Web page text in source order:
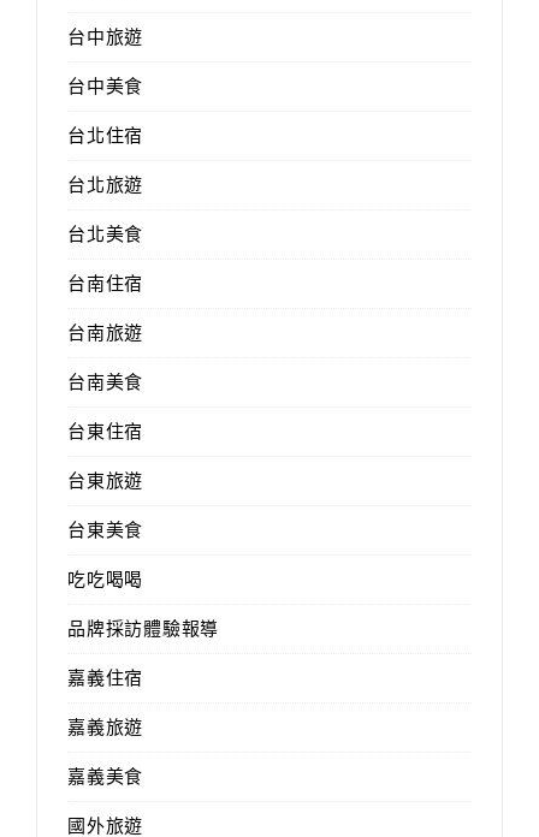
台中旅遊
台中美食
台北住宿
台北旅遊
台北美食
台南住宿
台南旅遊
台南美食
台東住宿
台東旅遊
台東美食
吃吃喝喝
品牌採訪體驗報導
嘉義住宿
嘉義旅遊
嘉義美食
國外旅遊